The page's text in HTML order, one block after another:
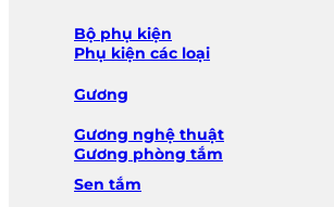
Bộ phụ kiện
Phụ kiện các loại
Gương
Gương nghệ thuật
Gương phòng tắm
Sen tắm